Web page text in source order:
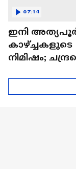
ഇനി
കാഴ്ച്ചകളുടെ
നിമിഷം;
ആരംഭിച്ചു
07:14